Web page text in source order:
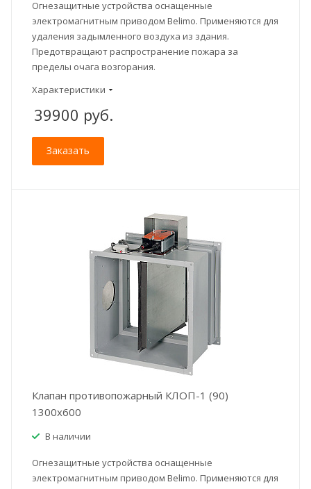
Огнезащитные устройства оснащенные
электромагнитным приводом Belimo. Применяются для
удаления задымленного воздуха из здания.
Предотвращают распространение пожара за
пределы очага возгорания.
Характеристики
39900 руб.
Заказать
Клапан противопожарный КЛОП-1 (90)
1300x600
В наличии
Огнезащитные устройства оснащенные
электромагнитным приводом Belimo. Применяются для